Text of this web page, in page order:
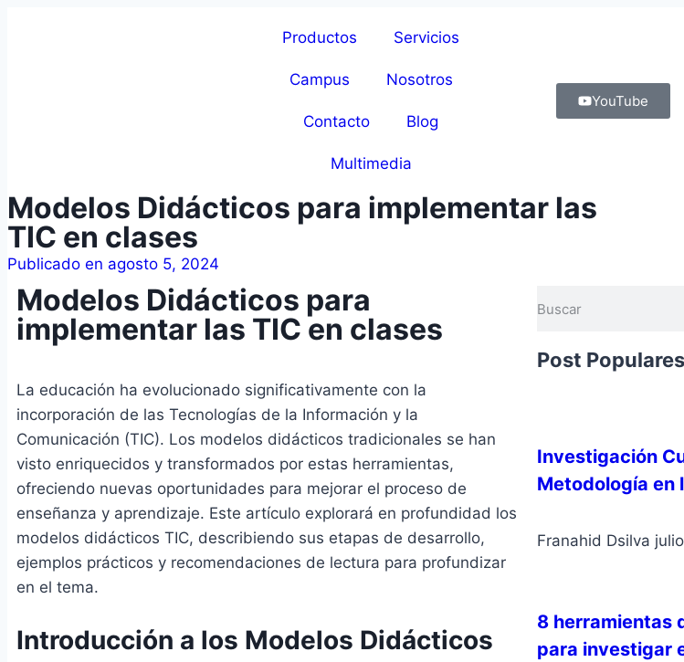
Productos Servicios
Campus Nosotros
Contacto Blog
Multimedia
YouTube
Modelos Didácticos para implementar las
TIC en clases
Publicado en agosto 5, 2024
Modelos Didácticos para
implementar las TIC en clases
La educación ha evolucionado significativamente con la
incorporación de las Tecnologías de la Información y la
Comunicación (TIC). Los modelos didácticos tradicionales se han
visto enriquecidos y transformados por estas herramientas,
ofreciendo nuevas oportunidades para mejorar el proceso de
enseñanza y aprendizaje. Este artículo explorará en profundidad los
modelos didácticos TIC, describiendo sus etapas de desarrollo,
ejemplos prácticos y recomendaciones de lectura para profundizar
en el tema.
Introducción a los Modelos Didácticos
Post Populares
Investigación
Metodología en
Franahid Dsilva
8 herramientas
para investigar